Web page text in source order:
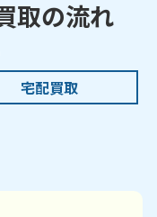
取の流れ
宅配買取